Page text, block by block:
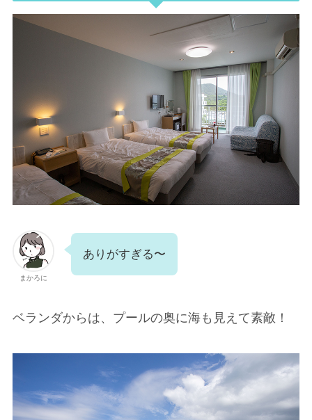
まかろに
ありがすぎる〜
ベランダからは、プールの奥に海も見えて素敵！